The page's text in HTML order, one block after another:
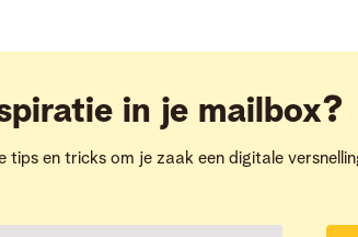
in je mailbox?
tips en tricks om je zaak een digitale